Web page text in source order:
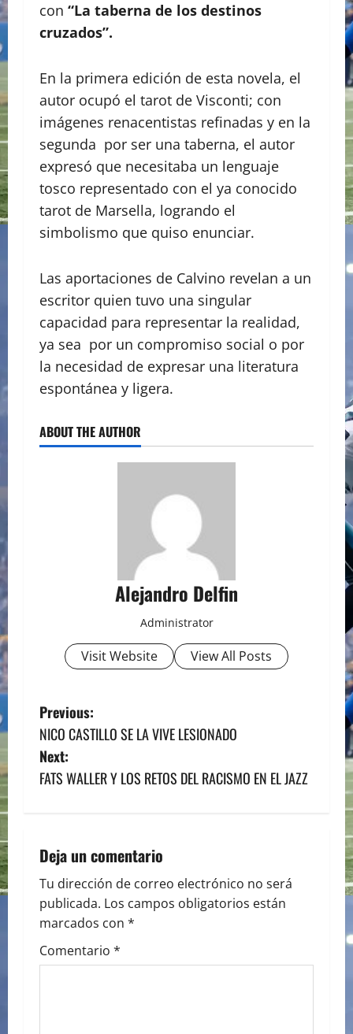
con “La taberna de los destinos
cruzados”.
En la primera edición de esta novela, el
autor ocupó el tarot de Visconti; con
imágenes renacentistas refinadas y en la
segunda por ser una taberna, el autor
expresó que necesitaba un lenguaje
tosco representado con el ya conocido
tarot de Marsella, logrando el
simbolismo que quiso enunciar.
Las aportaciones de Calvino revelan a un
escritor quien tuvo una singular
capacidad para representar la realidad,
ya sea por un compromiso social o por
la necesidad de expresar una literatura
espontánea y ligera.
ABOUT THE AUTHOR
Alejandro Delfin
Administrator
Visit Website View All Posts
P
o
s
n
a
v
i
Previous:
NICO CASTILLO SE LA VIVE LESIONADO
Next:
FATS WALLER Y LOS RETOS DEL RACISMO EN EL JAZZ
Deja un comentario
Tu dirección de correo electrónico no será
publicada. Los campos obligatorios están
marcados con *
Comentario *